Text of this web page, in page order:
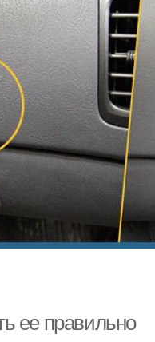
ее правильно